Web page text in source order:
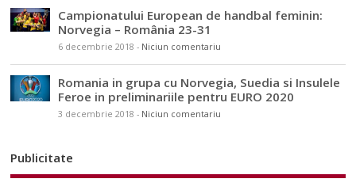
Campionatului European de handbal feminin:
Norvegia – România 23-31
6 decembrie 2018 - Niciun comentariu
Romania in grupa cu Norvegia, Suedia si Insulele
Feroe in preliminariile pentru EURO 2020
3 decembrie 2018 - Niciun comentariu
Publicitate